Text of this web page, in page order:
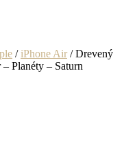
/ iPhone Air / Drevený
Planéty – Saturn